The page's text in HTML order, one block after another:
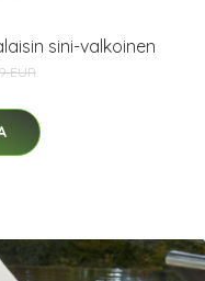
sini-valkoinen
EUR